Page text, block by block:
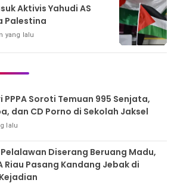
Aktivis Yahudi AS
Palestina
yang lalu
PPPA Soroti Temuan 995 Senjata,
dan CD Porno di Sekolah Jaksel
lalu
Diserang Beruang Madu,
Riau Pasang Kandang Jebak di